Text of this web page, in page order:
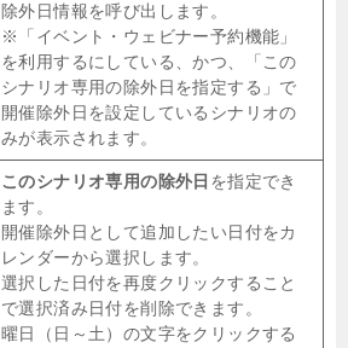
除外日情報を呼び出します。
※「イベント・ウェビナー予約機能」
を利用するにしている、かつ、「この
シナリオ専用の除外日を指定する」で
開催除外日を設定しているシナリオの
みが表示されます。
このシナリオ専用の除外日 を指定でき
ます。
開催除外日として追加したい日付をカ
レンダーから選択します。
選択した日付を再度クリックすること
で選択済み日付を削除できます。
曜日（日～土）の文字をクリックする